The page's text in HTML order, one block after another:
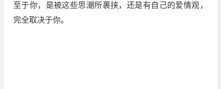
至于你，是被这些思潮所裹挟，还是有自己的爱情观，
完全取决于你。